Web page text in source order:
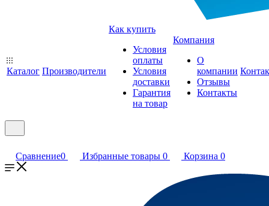
Каталог Производители
Как купить
Условия
оплаты
Условия
доставки
Гарантия
на товар
Компания
О
компании
Отзывы
Контакты
Сравнение0 Избранные товары 0 Корзина 0